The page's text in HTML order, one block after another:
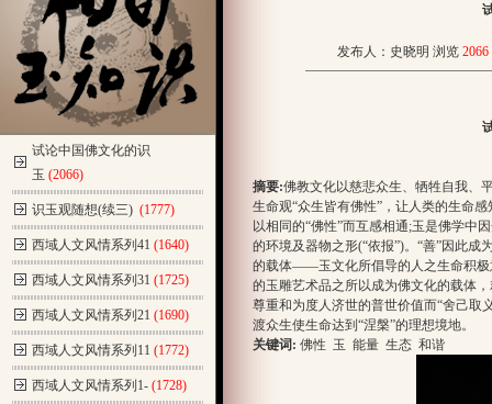
试论中国佛文化的识
玉 (2066)
识玉观随想(续三) (1777)
西域人文风情系列41 (1640)
西域人文风情系列31 (1725)
西域人文风情系列21 (1690)
西域人文风情系列11 (1772)
西域人文风情系列1- (1728)
发布人：史晓明 浏览 2066
摘要:佛教文化以慈悲众生、牺牲自我、
生命观“众生皆有佛性”，让人类的生命
以相同的“佛性”而互感相通;玉是佛学中
的环境及器物之形(“依报”)。“善”因此
的载体——玉文化所倡导的人之生命积极
的玉雕艺术品之所以成为佛文化的载体
尊重和为度人济世的普世价值而“舍己取
渡众生使生命达到“涅槃”的理想境地。
关键词: 佛性 玉 能量 生态 和谐